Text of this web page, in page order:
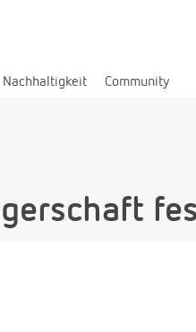
Nachhaltigkeit Community